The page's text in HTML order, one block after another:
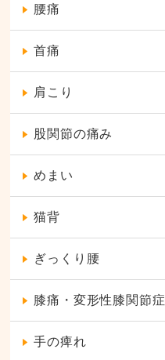
腰痛
首痛
肩こり
股関節の痛み
めまい
猫背
ぎっくり腰
膝痛・変形性膝関節症
手の痺れ